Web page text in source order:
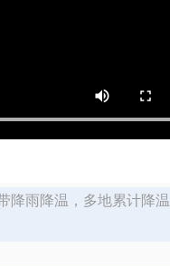
降雨降温，多地累计降温